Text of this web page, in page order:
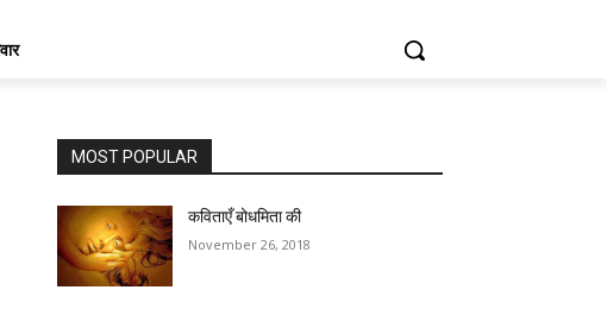
MOST POPULAR
कविताएँ बोधमिता की
November 26, 2018